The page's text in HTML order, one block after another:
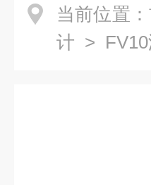
当前位置：
计 > FV10